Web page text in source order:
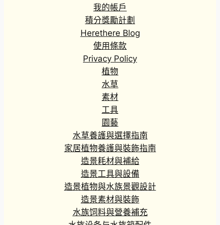
我的帳戶
積分獎勵計劃
Herethere Blog
使用條款
Privacy Policy
植物
水草
素材
工具
園藝
水草養護與選擇指南
家居植物養護與裝飾指南
造景耗材與補給
造景工具與設備
造景植物與水族景觀設計
造景素材與裝飾
水族饲料與營養補充